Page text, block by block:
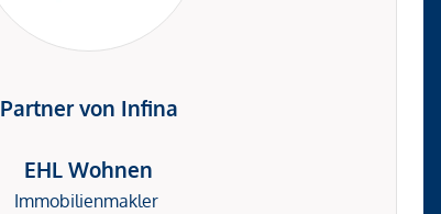
Partner von Infina
EHL Wohnen
Immobilienmakler